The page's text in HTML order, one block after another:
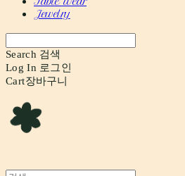
Jewelry
Search 검색
Log In 로그인
Cart장바구니